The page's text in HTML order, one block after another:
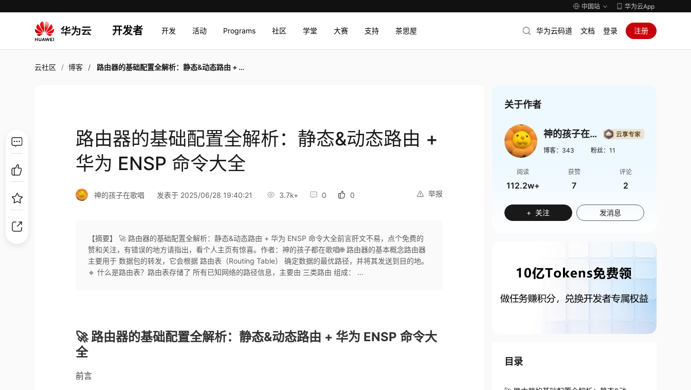
中国站 华为云App
开发者 开发 活动 Programs 社区 学堂 大赛 支持 茶思屋 华为云码道 文档 登录 注册
云社区 博客 路由器的基础配置全解析：静态&动态路由 + 华为 ENSP 命令大全
路由器的基础配置全解析：静态&动态路由 +
华为 ENSP 命令大全
举报
神的孩子在歌唱 发表于 2025/06/28 19:40:21 3.7k+ 0 0
【摘要】 🚀 路由器的基础配置全解析：静态&动态路由 + 华为 ENSP 命令大全前言肝文不易，点个免费的
赞和关注，有错误的地方请指出，看个人主页有惊喜。作者：神的孩子都在歌唱🌐 路由器的基本概念路由器
主要用于 数据包的转发，它会根据 路由表（Routing Table） 确定数据的最优路径，并将其发送到目的地。
🔹 什么是路由表？路由表存储了 所有已知网络的路径信息，主要由 三类路由 组成： ...
🚀 路由器的基础配置全解析：静态&动态路由 + 华为 ENSP 命令大
全
前言
关于作者
神的孩子在歌唱
博客： 343 粉丝： 11
阅读
112.2w+
获赞
7
评论
2
+ 关注 发消息
目录